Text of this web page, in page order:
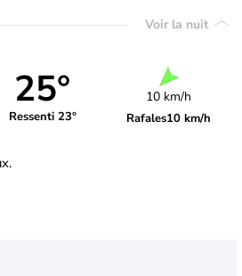
Voir la nuit
25°
Ressenti 23°
10 km/h
Rafales10 km/h